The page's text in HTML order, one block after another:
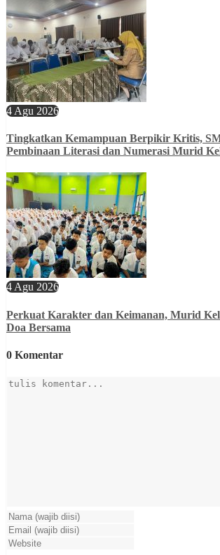
4 Agu 2026
Tingkatkan Kemampuan Berpikir Kritis,
Pembinaan Literasi dan Numerasi Murid
4 Agu 2026
Perkuat Karakter dan Keimanan, Murid
Doa Bersama
0 Komentar